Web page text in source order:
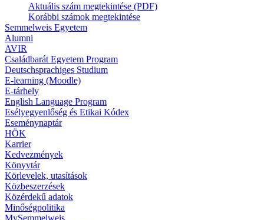
Aktuális szám megtekintése (PDF)
Korábbi számok megtekintése
Semmelweis Egyetem
Alumni
AVIR
Családbarát Egyetem Program
Deutschsprachiges Studium
E-learning (Moodle)
E-tárhely
English Language Program
Esélyegyenlőség és Etikai Kódex
Eseménynaptár
HÖK
Karrier
Kedvezmények
Könyvtár
Körlevelek, utasítások
Közbeszerzések
Közérdekű adatok
Minőségpolitika
MySemmelweis